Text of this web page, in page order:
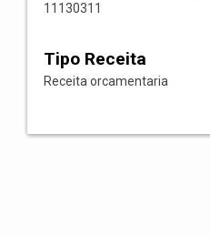
11130311
Tipo Receita
Receita orcamentaria